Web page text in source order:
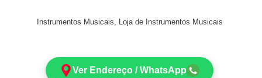
Instrumentos Musicais, Loja de Instrumentos Musicais
Ver Endereço / WhatsApp